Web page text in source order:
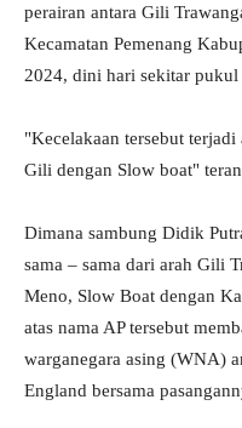
perairan antara Gili
Kecamatan Pemenang
2024, dini hari sekitar
"Kecelakaan tersebut
Gili dengan Slow boat"
Dimana sambung Didik
sama – sama dari arah Gili
Meno, Slow Boat dengan
atas nama AP tersebut
warganegara asing (WNA)
England bersama